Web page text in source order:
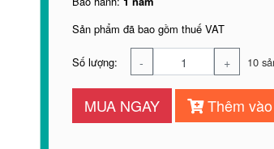
Sản phẩm đã bao gồm thuế VAT
Số lượng: - + 10
MUA NGAY Thêm